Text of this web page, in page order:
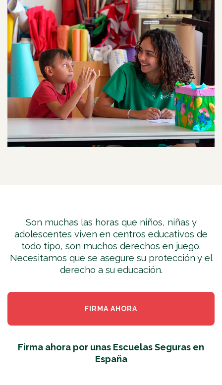
Son muchas las horas que niños, niñas y
adolescentes viven en centros educativos de
todo tipo, son muchos derechos en juego.
Necesitamos que se asegure su protección y el
derecho a su educación.
FIRMA AHORA
Firma ahora por unas Escuelas Seguras en
España